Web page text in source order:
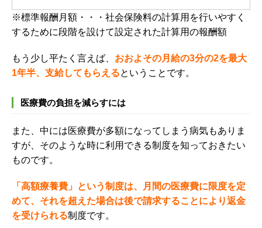
※標準報酬月額・・・社会保険料の計算用を行いやすく
するために段階を設けて設定された計算用の報酬額
もう少し平たく言えば、 おおよその月給の3分の2を最大
1年半、 支給してもらえるということです。
医療費の負担を減らすには
また、中には医療費が多額になってしまう病気もありま
すが、そのような時に利用できる制度を知っておきたい
ものです。
「高額療養費」という制度は、月間の医療費に限度を定
めて、それを超えた場合は後で請求することにより返金
を受けられる制度です。